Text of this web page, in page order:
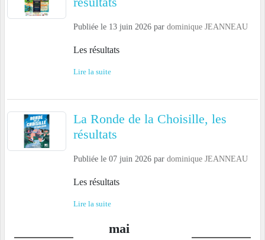
Publiée le 13 juin 2026 par dominique JEANNEAU
Les résultats
Lire la suite
La Ronde de la Choisille, les
résultats
Publiée le 07 juin 2026 par dominique JEANNEAU
Les résultats
Lire la suite
mai